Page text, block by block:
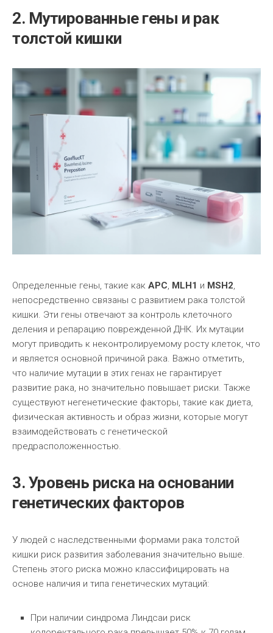
2. Мутированные гены и рак
толстой кишки
Определенные гены, такие как APC, MLH1 и MSH2,
непосредственно связаны с развитием рака толстой
кишки. Эти гены отвечают за контроль клеточного
деления и репарацию поврежденной ДНК. Их мутации
могут приводить к неконтролируемому росту клеток, что
и является основной причиной рака. Важно отметить,
что наличие мутации в этих генах не гарантирует
развитие рака, но значительно повышает риски. Также
существуют негенетические факторы, такие как диета,
физическая активность и образ жизни, которые могут
взаимодействовать с генетической
предрасположенностью.
3. Уровень риска на основании
генетических факторов
У людей с наследственными формами рака толстой
кишки риск развития заболевания значительно выше.
Степень этого риска можно классифицировать на
основе наличия и типа генетических мутаций:
При наличии синдрома Линдсаи риск